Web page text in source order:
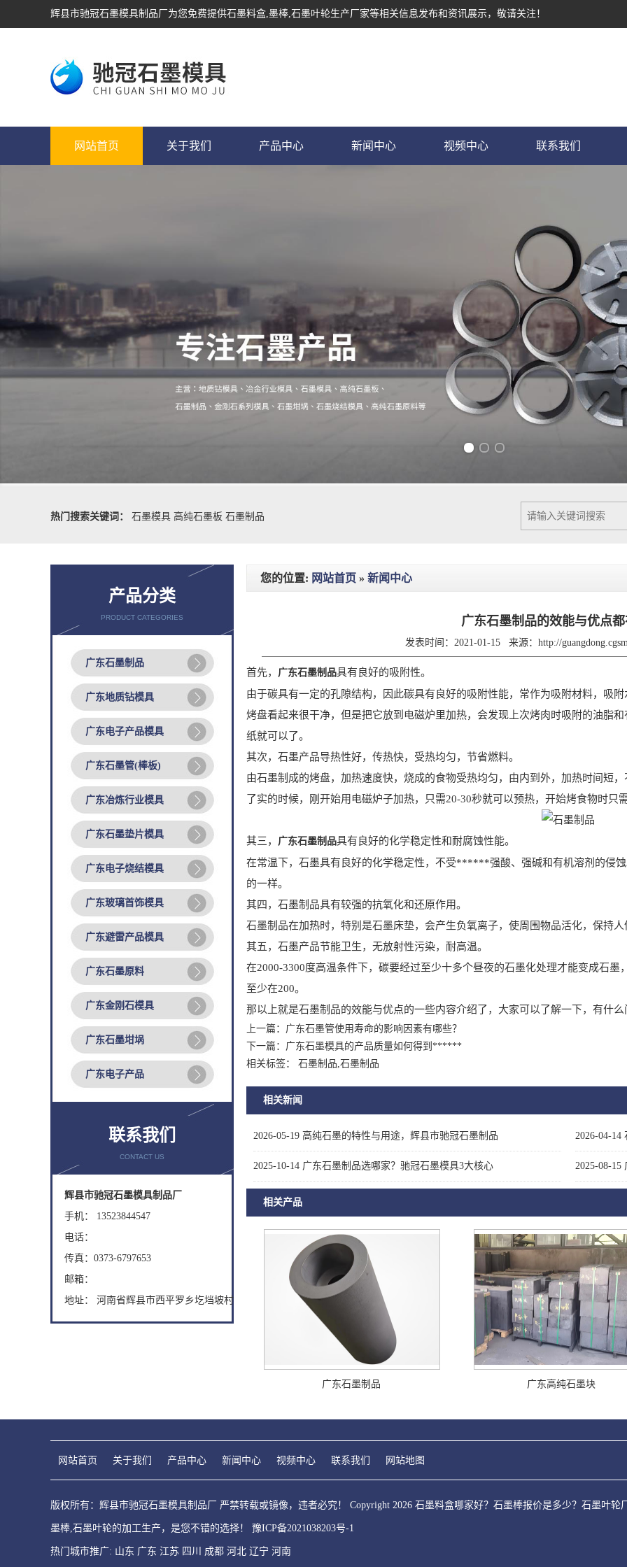
辉县市驰冠石墨模具制品厂为您免费提供石墨料盒,墨棒,石墨叶轮生产厂家等相关信息发布和资讯展示，敬请关注！
网站首页 关于我们 产品中心 新闻中心 视频中心 联系我们
热门搜索关键词：
石墨模具 高纯石墨板 石墨制品
产品分类
PRODUCT CATEGORIES
广东石墨制品
广东地质钻模具
广东电子产品模具
广东石墨管(棒板)
广东冶炼行业模具
广东石墨垫片模具
广东电子烧结模具
广东玻璃首饰模具
广东避雷产品模具
广东石墨原料
广东金刚石模具
广东石墨坩埚
广东电子产品
联系我们
CONTACT US
辉县市驰冠石墨模具制品厂
手机： 13523844547
电话：
传真：0373-6797653
邮箱：
地址： 河南省辉县市西平罗乡圪垱坡村
您的位置: 网站首页 » 新闻中心
广东石墨制品的效能与优点
发表时间：2021-01-15 来源： http://
首先， 广东石墨制品具有良好的吸附性。
由于碳具有一定的孔隙结构，因此碳具有良好的吸附性能，常作为吸附材料，吸
烤盘看起来很干净，但是把它放到电磁炉里加热，会发现上次烤肉时吸附的油脂
纸就可以了。
其次，石墨产品导热性好，传热快，受热均匀，节省燃料。
由石墨制成的烤盘，加热速度快，烧成的食物受热均匀，由内到外，加热时间短
了实的时候，刚开始用电磁炉子加热，只需20-30秒就可以预热，开始烤食物时只
其三， 广东石墨制品具有良好的化学稳定性和耐腐蚀性能。
在常温下，石墨具有良好的化学稳定性，不受******强酸、强碱和有机溶剂的侵
的一样。
其四，石墨制品具有较强的抗氧化和还原作用。
石墨制品在加热时，特别是石墨床垫，会产生负氧离子，使周围物品活化，保持
其五，石墨产品节能卫生，无放射性污染，耐高温。
在2000-3300度高温条件下，碳要经过至少十多个昼夜的石墨化处理才能变成石
至少在200。
那以上就是石墨制品的效能与优点的一些内容介绍了，大家可以了解一下，有什
上一篇： 广东石墨管使用寿命的影响因素有哪些？
下一篇： 广东石墨模具的产品质量如何得到******
相关标签： 石墨制品,石墨制品
相关新闻
2026-05-19 高纯石墨的特性与用途，辉县市驰冠石墨制品 2026-04-14
2025-10-14 广东石墨制品选哪家？驰冠石墨模具3大核心 2025-08-15
相关产品
广东石墨制品 广东高纯石墨块
网站首页 关于我们 产品中心 新闻中心 视频中心 联系我们 网站地图
版权所有：辉县市驰冠石墨模具制品厂 严禁转载或镜像，违者必究！ Copyright 2026 石墨料盒哪家好？石墨棒报价是多少？石墨叶
墨棒,石墨叶轮的加工生产，是您不错的选择！ 豫ICP备2021038203号-1
热门城市推广: 山东 广东 江苏 四川 成都 河北 辽宁 河南